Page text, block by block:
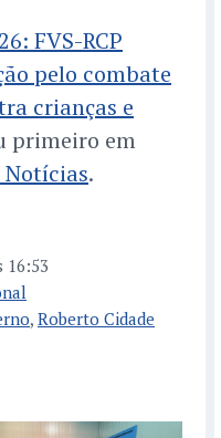
FVS-RCP
pelo combate
crianças e
primeiro em
Notícias.
16:53
, Roberto Cidade